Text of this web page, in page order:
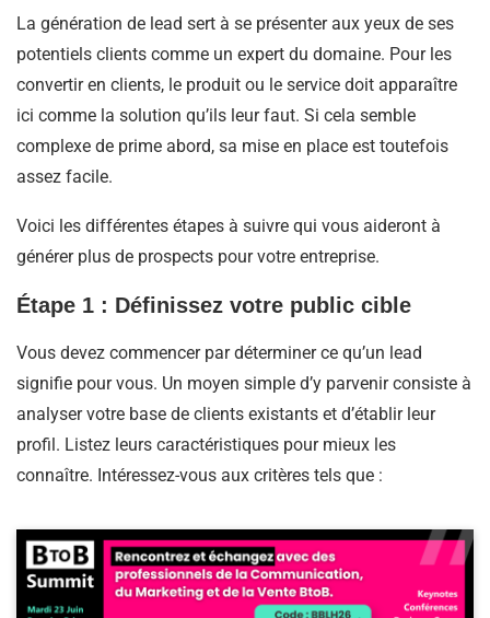
La génération de lead sert à se présenter aux yeux de ses
potentiels clients comme un expert du domaine. Pour les
convertir en clients, le produit ou le service doit apparaître
ici comme la solution qu’ils leur faut. Si cela semble
complexe de prime abord, sa mise en place est toutefois
assez facile.
Voici les différentes étapes à suivre qui vous aideront à
générer plus de prospects pour votre entreprise.
Étape 1 : Définissez votre public cible
Vous devez commencer par déterminer ce qu’un lead
signifie pour vous. Un moyen simple d’y parvenir consiste à
analyser votre base de clients existants et d’établir leur
profil. Listez leurs caractéristiques pour mieux les
connaître. Intéressez-vous aux critères tels que :